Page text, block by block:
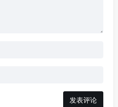
发表评论